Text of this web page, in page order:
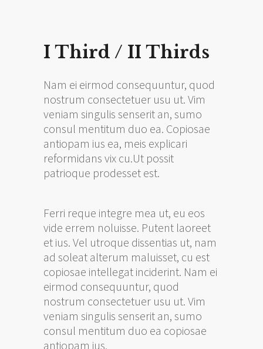
I Third / II Thirds
Nam ei eirmod consequuntur, quod
nostrum consectetuer usu ut. Vim
veniam singulis senserit an, sumo
consul mentitum duo ea. Copiosae
antiopam ius ea, meis explicari
reformidans vix cu.Ut possit
patrioque prodesset est.
Ferri reque integre mea ut, eu eos
vide errem noluisse. Putent laoreet
et ius. Vel utroque dissentias ut, nam
ad soleat alterum maluisset, cu est
copiosae intellegat inciderint. Nam ei
eirmod consequuntur, quod
nostrum consectetuer usu ut. Vim
veniam singulis senserit an, sumo
consul mentitum duo ea copiosae
antiopam ius.